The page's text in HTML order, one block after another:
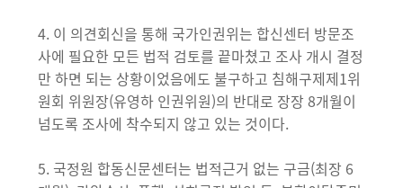
4. 이 의견회신을 통해 국가인권위는 합신센터 방문조
사에 필요한 모든 법적 검토를 끝마쳤고 조사 개시 결정
만 하면 되는 상황이었음에도 불구하고 침해구제제1위
원회 위원장(유영하 인권위원)의 반대로 장장 8개월이
넘도록 조사에 착수되지 않고 있는 것이다.
5. 국정원 합동신문센터는 법적근거 없는 구금(최장 6